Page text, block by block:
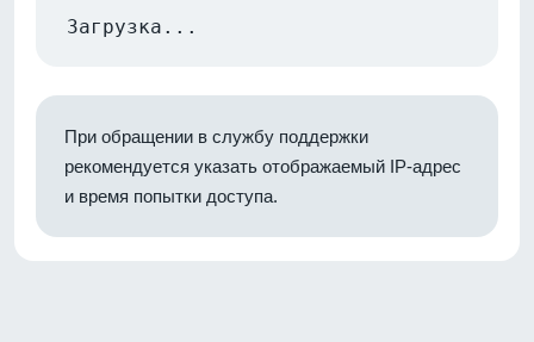
Загрузка...
При обращении в службу поддержки
рекомендуется указать отображаемый IP-адрес
и время попытки доступа.